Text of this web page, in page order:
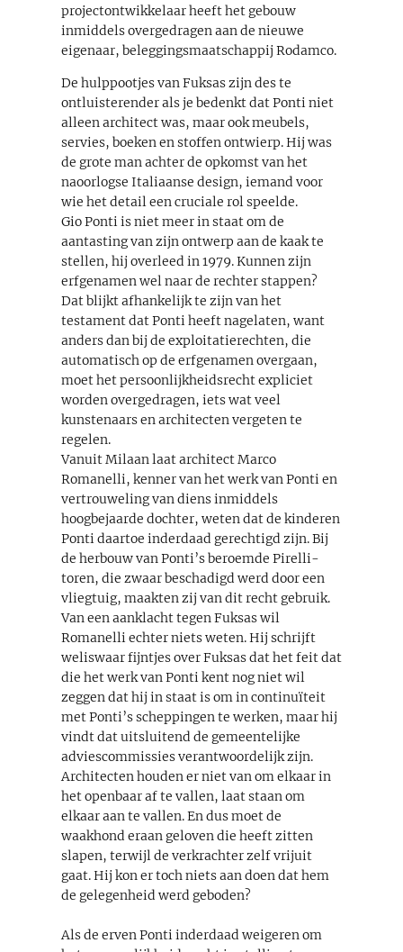
projectontwikkelaar heeft het gebouw
inmiddels overgedragen aan de nieuwe
eigenaar, beleggingsmaatschappij Rodamco.
De hulppootjes van Fuksas zijn des te
ontluisterender als je bedenkt dat Ponti niet
alleen architect was, maar ook meubels,
servies, boeken en stoffen ontwierp. Hij was
de grote man achter de opkomst van het
naoorlogse Italiaanse design, iemand voor
wie het detail een cruciale rol speelde.
Gio Ponti is niet meer in staat om de
aantasting van zijn ontwerp aan de kaak te
stellen, hij overleed in 1979. Kunnen zijn
erfgenamen wel naar de rechter stappen?
Dat blijkt afhankelijk te zijn van het
testament dat Ponti heeft nagelaten, want
anders dan bij de exploitatierechten, die
automatisch op de erfgenamen overgaan,
moet het persoonlijkheidsrecht expliciet
worden overgedragen, iets wat veel
kunstenaars en architecten vergeten te
regelen.
Vanuit Milaan laat architect Marco
Romanelli, kenner van het werk van Ponti en
vertrouweling van diens inmiddels
hoogbejaarde dochter, weten dat de kinderen
Ponti daartoe inderdaad gerechtigd zijn. Bij
de herbouw van Ponti’s beroemde Pirelli-
toren, die zwaar beschadigd werd door een
vliegtuig, maakten zij van dit recht gebruik.
Van een aanklacht tegen Fuksas wil
Romanelli echter niets weten. Hij schrijft
weliswaar fijntjes over Fuksas dat het feit dat
die het werk van Ponti kent nog niet wil
zeggen dat hij in staat is om in continuïteit
met Ponti’s scheppingen te werken, maar hij
vindt dat uitsluitend de gemeentelijke
adviescommissies verantwoordelijk zijn.
Architecten houden er niet van om elkaar in
het openbaar af te vallen, laat staan om
elkaar aan te vallen. En dus moet de
waakhond eraan geloven die heeft zitten
slapen, terwijl de verkrachter zelf vrijuit
gaat. Hij kon er toch niets aan doen dat hem
de gelegenheid werd geboden?
Als de erven Ponti inderdaad weigeren om